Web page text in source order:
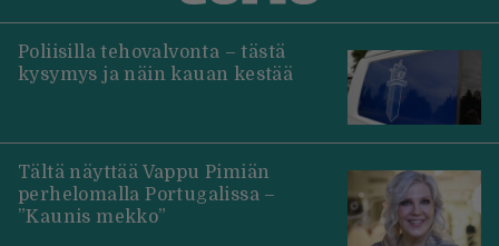
Poliisilla tehovalvonta – tästä
kysymys ja näin kauan kestää
Tältä näyttää Vappu Pimiän
perhelomalla Portugalissa –
”Kaunis mekko”